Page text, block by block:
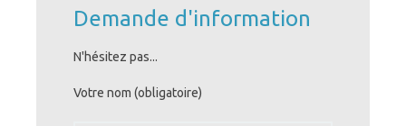
Demande d'information
N'hésitez pas...
Votre nom (obligatoire)